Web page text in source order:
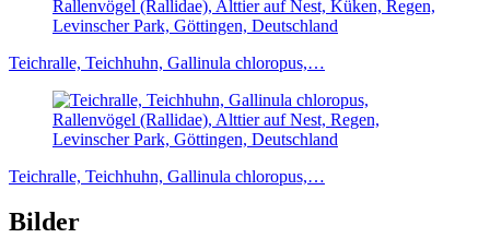
Teichralle, Teichhuhn, Gallinula chloropus,…
Teichralle, Teichhuhn, Gallinula chloropus,…
Bilder